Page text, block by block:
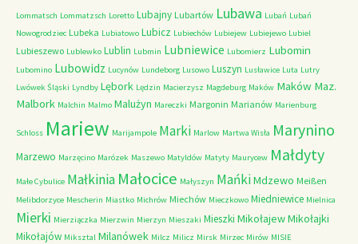
Lommatsch Lommatzsch Loretto Lubajny Lubartów Lubawa Lubań Lubań
Nowogrodziec Lubeka Lubiatowo Lubicz Lubiechów Lubiejew Lubiejewo Lubiel
Lubieszewo Lublewko Lublin Lubmin Lubniewice Lubomierz Lubomin
Lubomino Lubowidz Lucynów Lundeborg Lusowo Luszyn Lusławice Luta Lutry
Lwówek Śląski Lyndby Lębork Lędzin Macierzysz Magdeburg Maków Maków Maz.
Malbork Malchin Malmo Malużyn Mareczki Margonin Marianów Marienburg
Schloss Mariew Marijampole Marki Marlow Martwa Wisła Marynino
Marzewo Marzęcino Marózek Maszewo Matyldów Matyty Maurycew Małdyty
Małe Cybulice Małkinia Małocice Małyszyn MańkiMdzewo Meißen
Melibdorzyce Mescherin Miastko Michrów Miechów Mieczkowo Miedniewice Mielnica
Mierki Mierziączka Mierzwin Mierzyn Mieszaki Mieszki MikołajewMikołajki
Mikołajów Miksztal Milanówek Milcz Milicz Mirsk Mirzec Mirów MISIE